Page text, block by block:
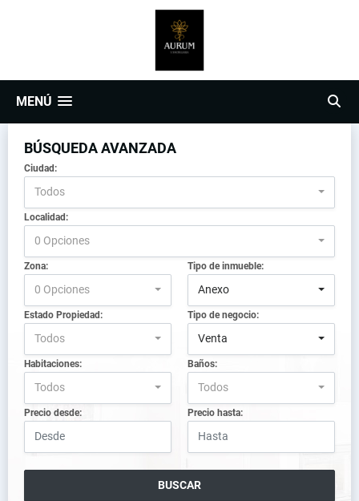
MENÚ
BÚSQUEDA AVANZADA
Ciudad:
Todos
Localidad:
0 Opciones
Zona:
0 Opciones
Tipo de inmueble:
Anexo
Estado Propiedad:
Todos
Tipo de negocio:
Venta
Habitaciones:
Todos
Baños:
Todos
Precio desde: Precio hasta:
BUSCAR